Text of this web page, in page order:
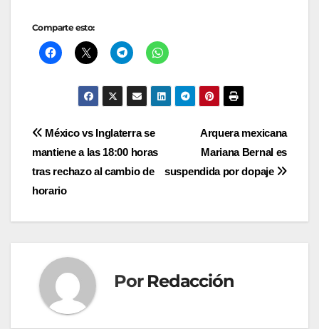
Comparte esto:
Navegación
de
entradas
Arquera mexicana
Mariana Bernal es
suspendida por dopaje
México vs Inglaterra se
mantiene a las 18:00 horas
tras rechazo al cambio de
horario
Por Redacción